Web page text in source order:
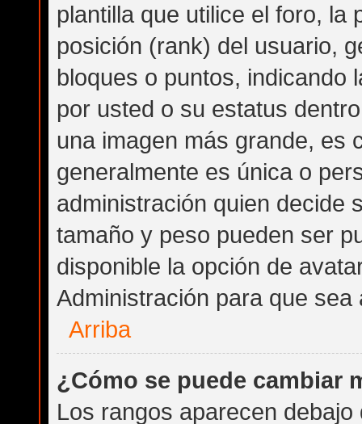
plantilla que utilice el foro, la
posición (rank) del usuario,
bloques o puntos, indicando
por usted o su estatus
una imagen más grande, es
generalmente es única o
administración quien decide
tamaño y peso pueden ser
disponible la opción de
Administración para que sea
Arriba
¿Cómo se puede cambiar
Los rangos aparecen